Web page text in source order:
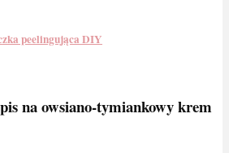
peelingująca DIY
na owsiano-tymiankowy krem